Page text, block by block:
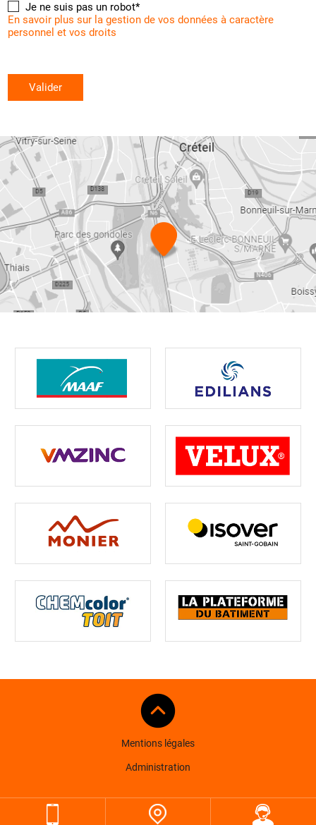
Je ne suis pas un robot*
En savoir plus sur la gestion de vos données à caractère
personnel et vos droits
Valider
Mentions légales
Administration